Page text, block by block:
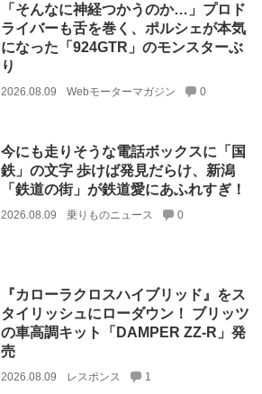
「そんなに神経つかうのか…」プロド
ライバーも舌を巻く、ポルシェが本気
になった「924GTR」のモンスターぶ
り
2026.08.09 Webモーターマガジン 0
今にも走りそうな電話ボックスに「国
鉄」の文字 歩けば発見だらけ、新潟
「鉄道の街」が鉄道愛にあふれすぎ！
2026.08.09 乗りものニュース 0
『カローラクロスハイブリッド』をス
タイリッシュにローダウン！ ブリッツ
の車高調キット「DAMPER ZZ-R」発
売
2026.08.09 レスポンス 1